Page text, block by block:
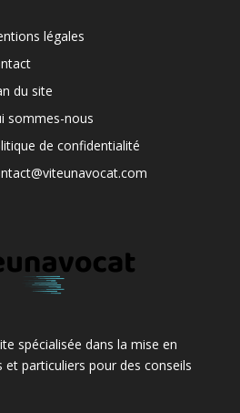
légales
du site
sommes-nous
de confidentialité
spécialisée dans la mise en
particuliers pour des conseils